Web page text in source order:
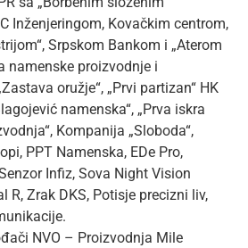
Inženjeringom, Kovačkim centrom,
Srpskom Bankom i „Aterom
namenske proizvodnje i
oružje“, „Prvi partizan“ HK
namenska“, „Prva iskra
Kompanija „Sloboda“,
PPT Namenska, EDe Pro,
Infiz, Sova Night Vision
R, Zrak DKS, Potisje precizni liv,
NVO – Proizvodnja Mile